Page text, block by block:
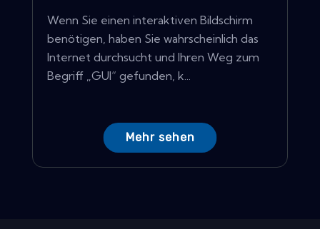
Wenn Sie einen interaktiven Bildschirm
benötigen, haben Sie wahrscheinlich das
Internet durchsucht und Ihren Weg zum
Begriff „GUI“ gefunden, k...
Mehr sehen